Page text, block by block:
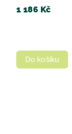
1 186 Kč
Do košíku